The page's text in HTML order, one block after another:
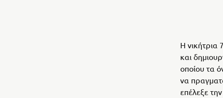
Η νικήτρια
και
οποίου τα
να
επέλεξε